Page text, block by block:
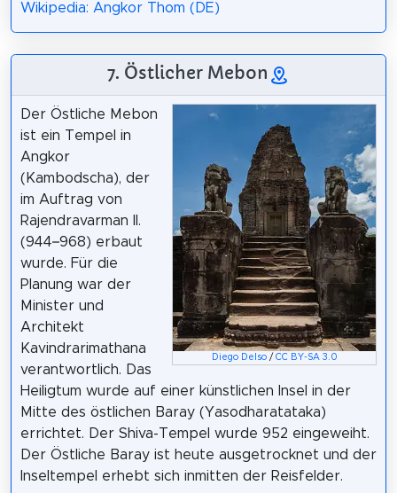
Wikipedia: Angkor Thom (DE)
7. Östlicher Mebon
Diego Delso/ CC BY-SA 3.0
Der Östliche Mebon
ist ein Tempel in
Angkor
(Kambodscha), der
im Auftrag von
Rajendravarman II.
(944–968) erbaut
wurde. Für die
Planung war der
Minister und
Architekt
Kavindrarimathana
verantwortlich. Das
Heiligtum wurde auf einer künstlichen Insel in der
Mitte des östlichen Baray (Yasodharatataka)
errichtet. Der Shiva-Tempel wurde 952 eingeweiht.
Der Östliche Baray ist heute ausgetrocknet und der
Inseltempel erhebt sich inmitten der Reisfelder.